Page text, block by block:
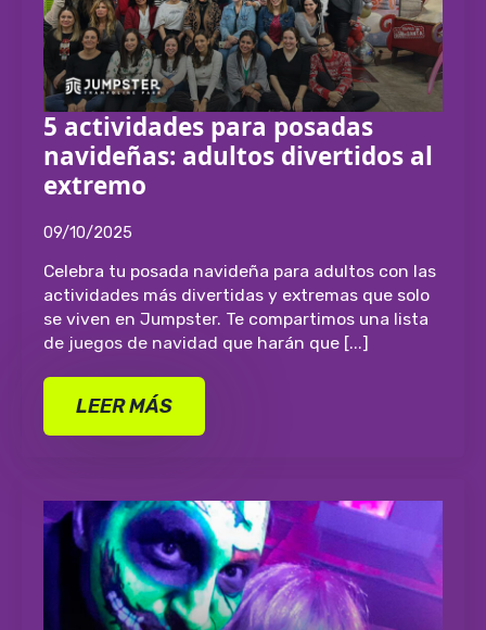
5 actividades para posadas
navideñas: adultos divertidos al
extremo
09/10/2025
Celebra tu posada navideña para adultos con las
actividades más divertidas y extremas que solo
se viven en Jumpster. Te compartimos una lista
de juegos de navidad que harán que [...]
LEER MÁS